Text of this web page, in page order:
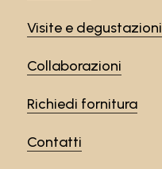
Visite e degustazioni
Collaborazioni
Richiedi fornitura
Contatti